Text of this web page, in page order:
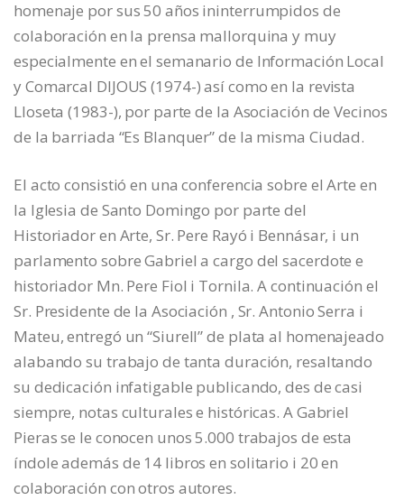
homenaje por sus 50 años ininterrumpidos de
colaboración en la prensa mallorquina y muy
especialmente en el semanario de Información Local
y Comarcal DIJOUS (1974-) así como en la revista
Lloseta (1983-), por parte de la Asociación de Vecinos
de la barriada “Es Blanquer” de la misma Ciudad.
El acto consistió en una conferencia sobre el Arte en
la Iglesia de Santo Domingo por parte del
Historiador en Arte, Sr. Pere Rayó i Bennásar, i un
parlamento sobre Gabriel a cargo del sacerdote e
historiador Mn. Pere Fiol i Tornila. A continuación el
Sr. Presidente de la Asociación , Sr. Antonio Serra i
Mateu, entregó un “Siurell” de plata al homenajeado
alabando su trabajo de tanta duración, resaltando
su dedicación infatigable publicando, des de casi
siempre, notas culturales e históricas. A Gabriel
Pieras se le conocen unos 5.000 trabajos de esta
índole además de 14 libros en solitario i 20 en
colaboración con otros autores.